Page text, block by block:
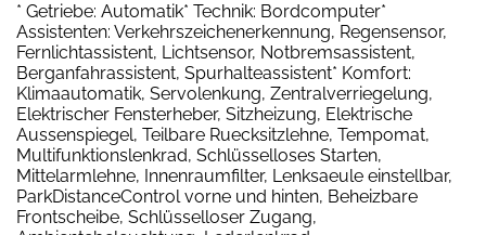
* Getriebe: Automatik* Technik: Bordcomputer*
Assistenten: Verkehrszeichenerkennung, Regensensor,
Fernlichtassistent, Lichtsensor, Notbremsassistent,
Berganfahrassistent, Spurhalteassistent* Komfort:
Klimaautomatik, Servolenkung, Zentralverriegelung,
Elektrischer Fensterheber, Sitzheizung, Elektrische
Aussenspiegel, Teilbare Ruecksitzlehne, Tempomat,
Multifunktionslenkrad, Schlüsselloses Starten,
Mittelarmlehne, Innenraumfilter, Lenksaeule einstellbar,
ParkDistanceControl vorne und hinten, Beheizbare
Frontscheibe, Schlüsselloser Zugang,